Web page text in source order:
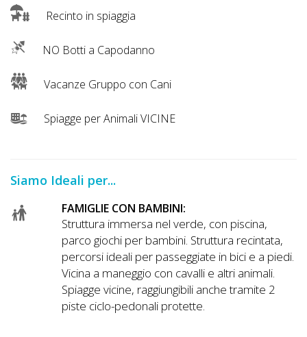
Recinto in spiaggia
NO Botti a Capodanno
Vacanze Gruppo con Cani
Spiagge per Animali VICINE
Siamo Ideali per...
FAMIGLIE CON BAMBINI:
Struttura immersa nel verde, con piscina,
parco giochi per bambini. Struttura recintata,
percorsi ideali per passeggiate in bici e a piedi.
Vicina a maneggio con cavalli e altri animali.
Spiagge vicine, raggiungibili anche tramite 2
piste ciclo-pedonali protette.